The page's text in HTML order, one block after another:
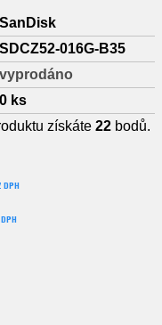
SanDisk
SDCZ52-016G-B35
vyprodáno
0 ks
získáte22 bodů.
DPH